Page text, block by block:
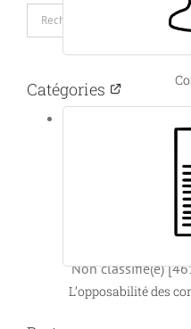
L’opposabilité des
Rechercher:
Catégories
Créer et
Financer et
Encadrer les
Protéger et se
Gérer les conflits
Non classifié(e)